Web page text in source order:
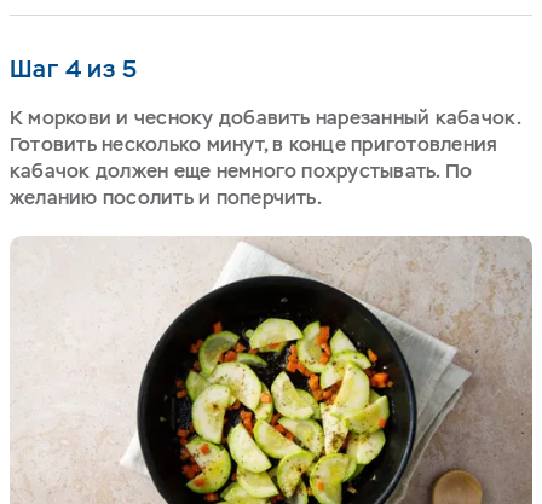
Шаг 4 из 5
К моркови и чесноку добавить нарезанный кабачок.
Готовить несколько минут, в конце приготовления
кабачок должен еще немного похрустывать. По
желанию посолить и поперчить.